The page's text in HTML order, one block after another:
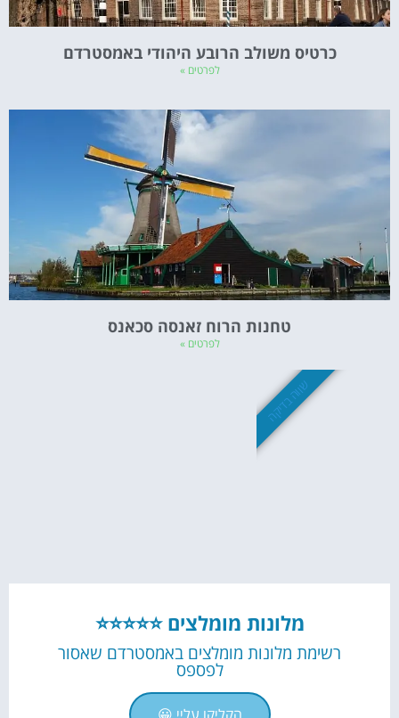
כרטיס משולב הרובע היהודי באמסטרדם
לפרטים »
טחנות הרוח זאנסה סכאנס
לפרטים »
מלונות מומלצים ⭐⭐⭐⭐⭐
רשימת מלונות מומלצים באמסטרדם שאסור
לפספס
שווה בדיקה